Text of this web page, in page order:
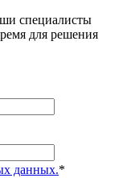
специалисты
для решения
данных.*